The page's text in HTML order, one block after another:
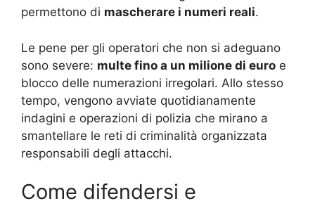
permettono di mascherare i numeri reali.
Le pene per gli operatori che non si adeguano
sono severe: multe fino a un milione di euro e
blocco delle numerazioni irregolari. Allo stesso
tempo, vengono avviate quotidianamente
indagini e operazioni di polizia che mirano a
smantellare le reti di criminalità organizzata
responsabili degli attacchi.
Come difendersi e